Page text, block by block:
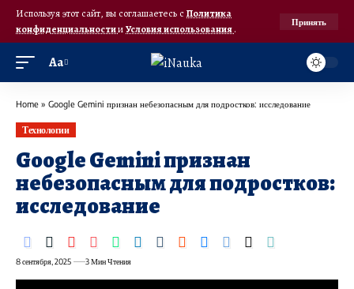
Используя этот сайт, вы соглашаетесь с Политика
конфиденциальностииУсловия использования.
Принять
Аа
Home » Google Gemini признан небезопасным для подростков: исследование
Технологии
Google Gemini признан
небезопасным для подростков:
исследование
8 сентября, 2025 3 Мин Чтения